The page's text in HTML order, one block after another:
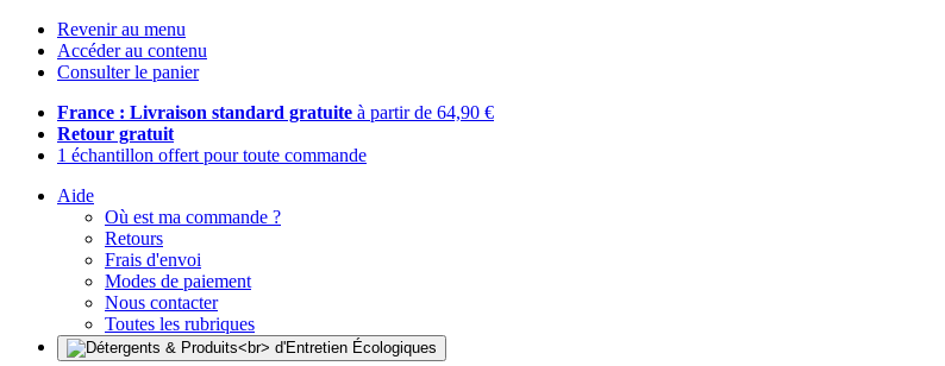
Revenir au menu
Accéder au contenu
Consulter le panier
France : Livraison standard gratuite à partir de 64,90 €
Retour gratuit
1 échantillon offert pour toute commande
Aide
Où est ma commande ?
Retours
Frais d'envoi
Modes de paiement
Nous contacter
Toutes les rubriques